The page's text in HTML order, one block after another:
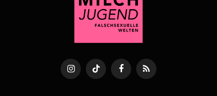
InstagramTikTok FacebookRSS